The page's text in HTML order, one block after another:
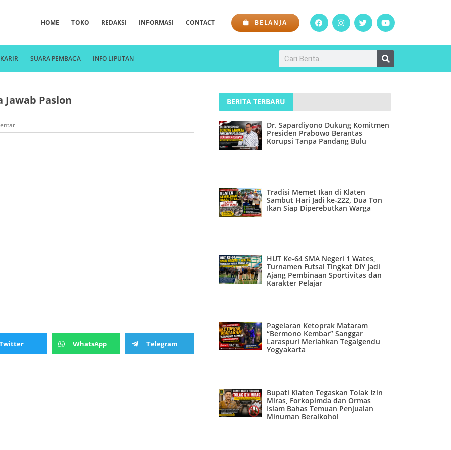
HOME TOKO REDAKSI INFORMASI CONTACT BELANJA
KARIR SUARA PEMBACA INFO LIPUTAN
Jawab Paslon
WhatsApp Telegram
BERITA TERBARU
Dr. Sapardiyono Dukung Komitmen
Presiden Prabowo Berantas
Korupsi Tanpa Pandang Bulu
Tradisi Memet Ikan di Klaten
Sambut Hari Jadi ke-222, Dua Ton
Ikan Siap Diperebutkan Warga
HUT Ke-64 SMA Negeri 1 Wates,
Turnamen Futsal Tingkat DIY Jadi
Ajang Pembinaan Sportivitas dan
Karakter Pelajar
Pagelaran Ketoprak Mataram
“Bermono Kembar” Sanggar
Laraspuri Meriahkan Tegalgendu
Yogyakarta
Bupati Klaten Tegaskan Tolak Izin
Miras, Forkopimda dan Ormas
Islam Bahas Temuan Penjualan
Minuman Beralkohol